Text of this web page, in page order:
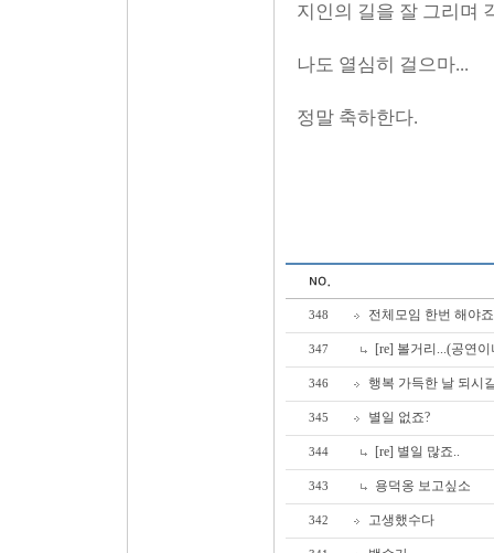
지인의 길을 잘 그리며
나도 열심히 걸으마...
정말 축하한다.
348 전체모임 한번 해야
347 [re] 볼거리...(공연
346 행복 가득한 날 되시
345 별일 없죠?
344 [re] 별일 많죠..
343 용덕옹 보고싶소
342 고생했수다